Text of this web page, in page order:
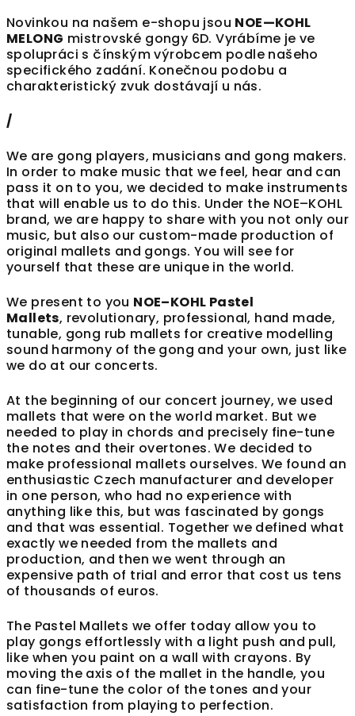
Novinkou na našem e-shopu jsou NOE—KOHL
MELONG mistrovské gongy 6D. Vyrábíme je ve
spolupráci s čínským výrobcem podle našeho
specifického zadání. Konečnou podobu a
charakteristický zvuk dostávají u nás.
/
We are gong players, musicians and gong makers.
In order to make music that we feel, hear and can
pass it on to you, we decided to make instruments
that will enable us to do this. Under the NOE–KOHL
brand, we are happy to share with you not only our
music, but also our custom-made production of
original mallets and gongs. You will see for
yourself that these are unique in the world.
We present to you NOE–KOHL Pastel
Mallets, revolutionary, professional, hand made,
tunable, gong rub mallets for creative modelling
sound harmony of the gong and your own, just like
we do at our concerts.
At the beginning of our concert journey, we used
mallets that were on the world market. But we
needed to play in chords and precisely fine-tune
the notes and their overtones. We decided to
make professional mallets ourselves. We found an
enthusiastic Czech manufacturer and developer
in one person, who had no experience with
anything like this, but was fascinated by gongs
and that was essential. Together we defined what
exactly we needed from the mallets and
production, and then we went through an
expensive path of trial and error that cost us tens
of thousands of euros.
The Pastel Mallets we offer today allow you to
play gongs effortlessly with a light push and pull,
like when you paint on a wall with crayons. By
moving the axis of the mallet in the handle, you
can fine-tune the color of the tones and your
satisfaction from playing to perfection.